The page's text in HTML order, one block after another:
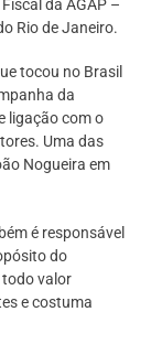
da AGAP –
Rio de Janeiro.
tocou no Brasil
da
ligação com o
Uma das
Nogueira em
é responsável
do
todo valor
e costuma